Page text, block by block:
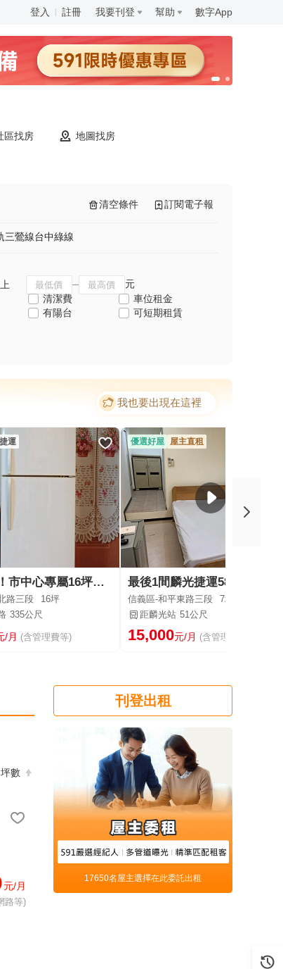
登入 註冊 我要刊登 幫助 數字App
區找房 地圖找房
清空條件 訂閱電子報
三鶯線台中綠線
元
清潔費
車位租金
有陽台 可短期租賃
我也要出現在這裡
運
拒絕擁擠！市中心專屬16坪大套房🌿花博散步就到｜機能滿分
路三段
16坪
335公尺
/月 (含管理費等)
優選好屋 屋主直租
信義區-和平東路三段
7坪
距麟光站 51公尺
15,000元/月 (含管理費等)
坪數
元/月
路等)
刊登出租
17650名屋主選擇在此委託出租